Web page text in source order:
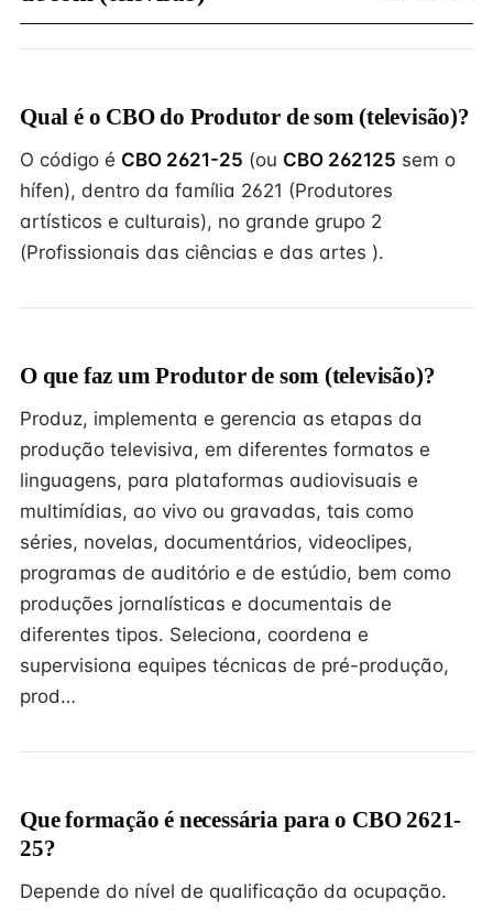
Qual é o CBO do Produtor de som (televisão)?
O código é CBO 2621-25 (ou CBO 262125 sem o
hífen), dentro da família 2621 (Produtores
artísticos e culturais), no grande grupo 2
(Profissionais das ciências e das artes ).
O que faz um Produtor de som (televisão)?
Produz, implementa e gerencia as etapas da
produção televisiva, em diferentes formatos e
linguagens, para plataformas audiovisuais e
multimídias, ao vivo ou gravadas, tais como
séries, novelas, documentários, videoclipes,
programas de auditório e de estúdio, bem como
produções jornalísticas e documentais de
diferentes tipos. Seleciona, coordena e
supervisiona equipes técnicas de pré-produção,
prod…
Que formação é necessária para o CBO 2621-
25?
Depende do nível de qualificação da ocupação.